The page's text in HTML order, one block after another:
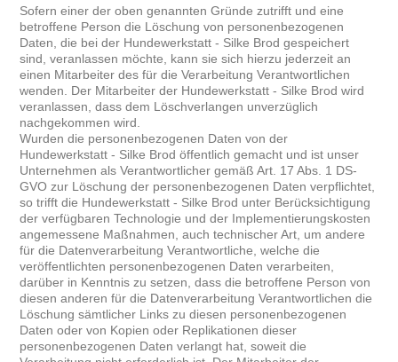
Sofern einer der oben genannten Gründe zutrifft und eine
betroffene Person die Löschung von personenbezogenen
Daten, die bei der Hundewerkstatt - Silke Brod gespeichert
sind, veranlassen möchte, kann sie sich hierzu jederzeit an
einen Mitarbeiter des für die Verarbeitung Verantwortlichen
wenden. Der Mitarbeiter der Hundewerkstatt - Silke Brod wird
veranlassen, dass dem Löschverlangen unverzüglich
nachgekommen wird.
Wurden die personenbezogenen Daten von der
Hundewerkstatt - Silke Brod öffentlich gemacht und ist unser
Unternehmen als Verantwortlicher gemäß Art. 17 Abs. 1 DS-
GVO zur Löschung der personenbezogenen Daten verpflichtet,
so trifft die Hundewerkstatt - Silke Brod unter Berücksichtigung
der verfügbaren Technologie und der Implementierungskosten
angemessene Maßnahmen, auch technischer Art, um andere
für die Datenverarbeitung Verantwortliche, welche die
veröffentlichten personenbezogenen Daten verarbeiten,
darüber in Kenntnis zu setzen, dass die betroffene Person von
diesen anderen für die Datenverarbeitung Verantwortlichen die
Löschung sämtlicher Links zu diesen personenbezogenen
Daten oder von Kopien oder Replikationen dieser
personenbezogenen Daten verlangt hat, soweit die